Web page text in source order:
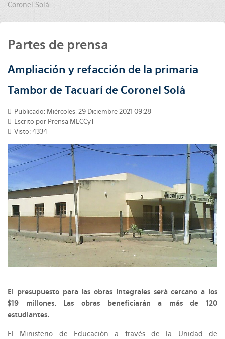
Coronel Solá
Partes de prensa
Ampliación y refacción de la primaria
Tambor de Tacuarí de Coronel Solá
Publicado: Miércoles, 29 Diciembre 2021 09:28
Escrito por Prensa MECCyT
Visto: 4334
El presupuesto para las obras integrales será cercano a los
$19 millones. Las obras beneficiarán a más de 120
estudiantes.
El Ministerio de Educación a través de la Unidad de